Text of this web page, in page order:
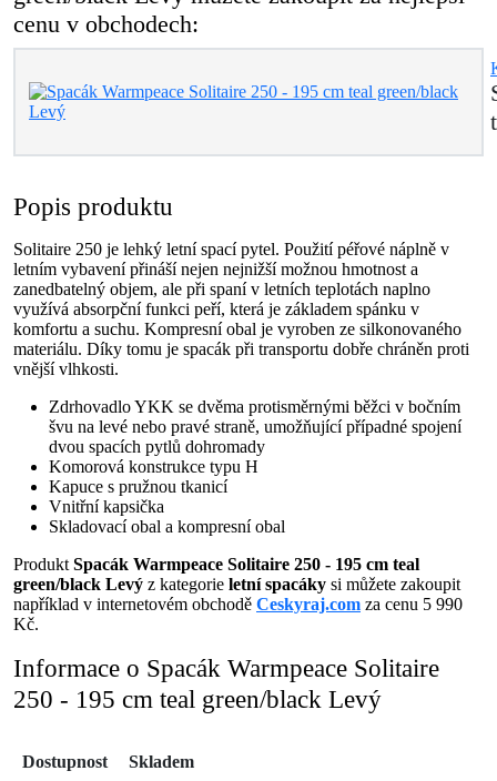
cenu v obchodech:
Popis produktu
Solitaire 250 je lehký letní spací pytel. Použití péřové náplně v
letním vybavení přináší nejen nejnižší možnou hmotnost a
zanedbatelný objem, ale při spaní v letních teplotách naplno
využívá absorpční funkci peří, která je základem spánku v
komfortu a suchu. Kompresní obal je vyroben ze silkonovaného
materiálu. Díky tomu je spacák při transportu dobře chráněn proti
vnější vlhkosti.
Zdrhovadlo YKK se dvěma protisměrnými běžci v bočním
švu na levé nebo pravé straně, umožňující případné spojení
dvou spacích pytlů dohromady
Komorová konstrukce typu H
Kapuce s pružnou tkanicí
Vnitřní kapsička
Skladovací obal a kompresní obal
Produkt Spacák Warmpeace Solitaire 250 - 195 cm teal
green/black Levý z kategorie letní spacáky si můžete zakoupit
například v internetovém obchodě Ceskyraj.com za cenu 5 990
Kč.
Informace o Spacák Warmpeace Solitaire
250 - 195 cm teal green/black Levý
Dostupnost Skladem